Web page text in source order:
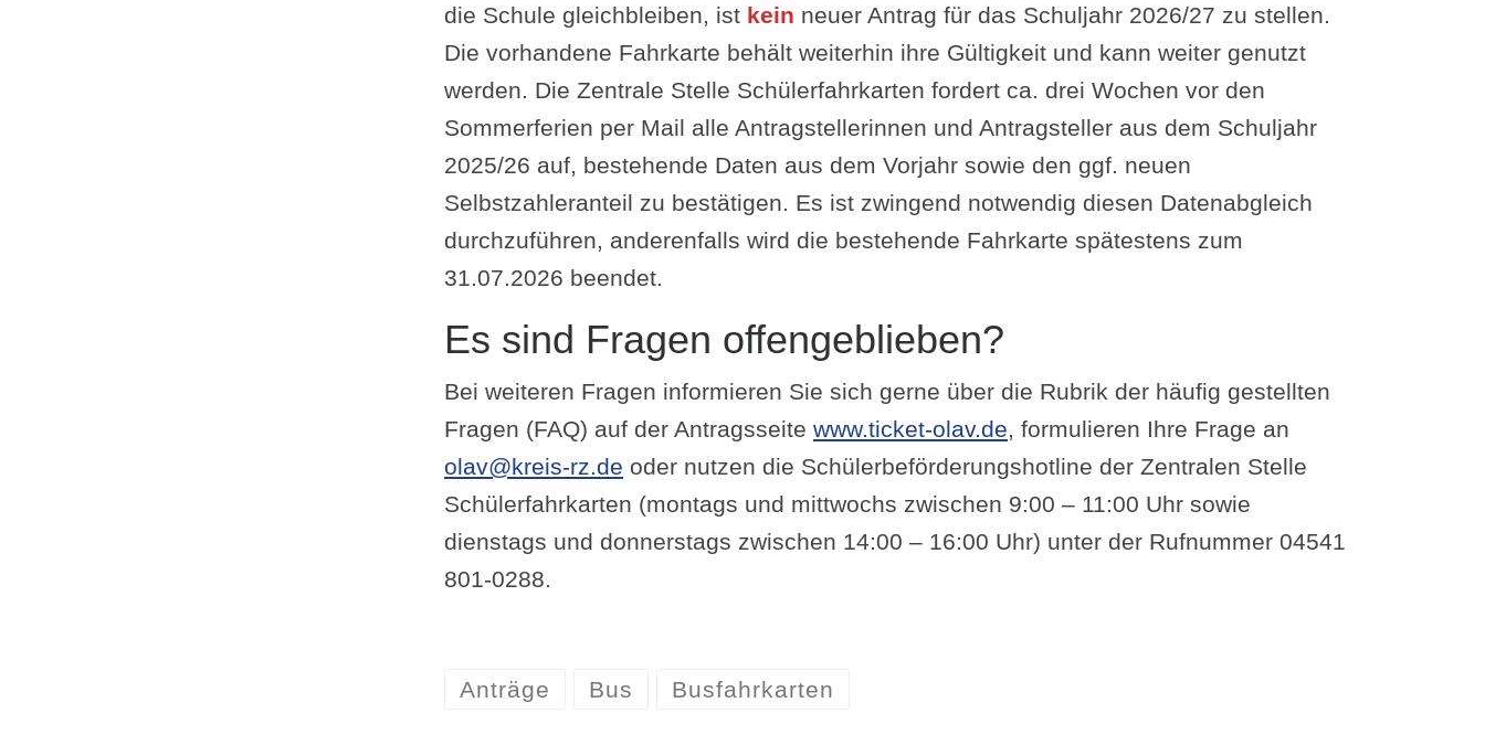
die Schule gleichbleiben, ist kein neuer Antrag für das Schuljahr 2026/27 zu stellen.
Die vorhandene Fahrkarte behält weiterhin ihre Gültigkeit und kann weiter genutzt
werden. Die Zentrale Stelle Schülerfahrkarten fordert ca. drei Wochen vor den
Sommerferien per Mail alle Antragstellerinnen und Antragsteller aus dem Schuljahr
2025/26 auf, bestehende Daten aus dem Vorjahr sowie den ggf. neuen
Selbstzahleranteil zu bestätigen. Es ist zwingend notwendig diesen Datenabgleich
durchzuführen, anderenfalls wird die bestehende Fahrkarte spätestens zum
31.07.2026 beendet.
Es sind Fragen offengeblieben?
Bei weiteren Fragen informieren Sie sich gerne über die Rubrik der häufig gestellten
Fragen (FAQ) auf der Antragsseite www.ticket-olav.de, formulieren Ihre Frage an
olav@kreis-rz.de oder nutzen die Schülerbeförderungshotline der Zentralen Stelle
Schülerfahrkarten (montags und mittwochs zwischen 9:00 – 11:00 Uhr sowie
dienstags und donnerstags zwischen 14:00 – 16:00 Uhr) unter der Rufnummer 04541
801-0288.
Anträge Bus Busfahrkarten